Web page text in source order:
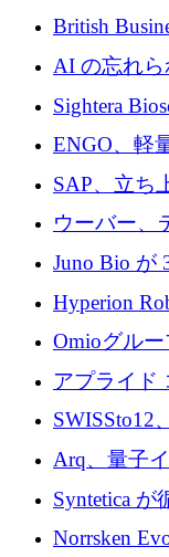
ウーバーは
銀行を立ち
British
2,500 万ユ
AI の忘れ
プを実現:
Sightera
ットフォー
のプレシー
ENGO、軽
進歩のため
SAP、立ち
を10億ユー
ウーバー、
の契約で買
ォームを構築
Juno Bio が
専用の初の
Hyperion
万ドルを確
Omioグル
を目指して
アプライド
向け基盤
SWISSto12
ためにシリ
Arq、量子
して140万
Syntetica
にシリーズ
Norrsken